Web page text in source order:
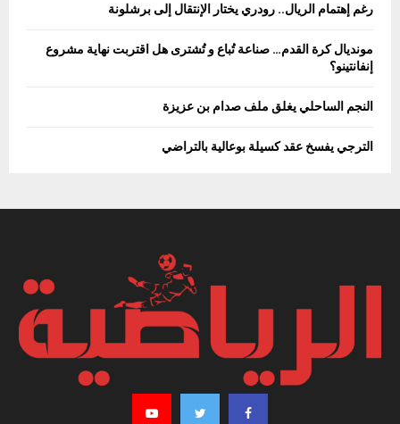
رغم إهتمام الريال.. رودري يختار الإنتقال إلى برشلونة
مونديال كرة القدم… صناعة تُباع و تُشترى هل اقتربت نهاية مشروع
إنفانتينو؟
النجم الساحلي يغلق ملف صدام بن عزيزة
الترجي يفسخ عقد كسيلة بوعالية بالتراضي